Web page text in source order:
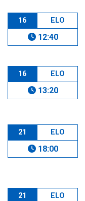
16 ELO
12:40
16 ELO
13:20
21 ELO
18:00
21 ELO